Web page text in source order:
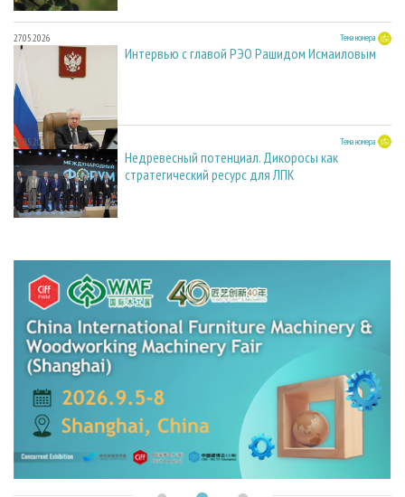
27.05.2026 Тема номера
Интервью с главой РЭО Рашидом Исмаиловым
27.05.2026 Тема номера
Недревесный потенциал. Дикоросы как
стратегический ресурс для ЛПК